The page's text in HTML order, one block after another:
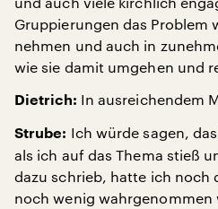
Gruppierungen das Problem
nehmen und auch in
wie sie damit umgehen und
Dietrich: In ausreichendem
Strube: Ich würde sagen,
als ich auf das Thema stieß
dazu schrieb, hatte ich noch
noch wenig wahrgenommen